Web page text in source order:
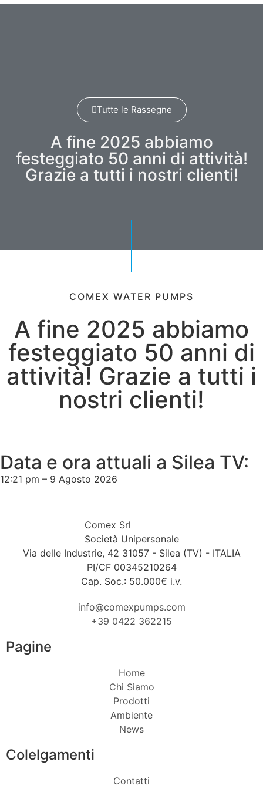
Tutte le Rassegne
A fine 2025 abbiamo
festeggiato 50 anni di attività!
Grazie a tutti i nostri clienti!
COMEX WATER PUMPS
A fine 2025 abbiamo
festeggiato 50 anni di
attività! Grazie a tutti i
nostri clienti!
Data e ora attuali a Silea TV:
12:21 pm – 9 Agosto 2026
Comex Srl
Società Unipersonale
Via delle Industrie, 42 31057 - Silea (TV) - ITALIA
PI/CF 00345210264
Cap. Soc.: 50.000€ i.v.
info@comexpumps.com
+39 0422 362215
Pagine
Home
Chi Siamo
Prodotti
Ambiente
News
Colelgamenti
Contatti